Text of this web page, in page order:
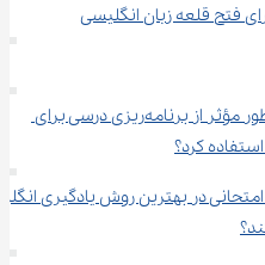
1.	چگونه می‌توان به‌طور مؤثر از برنامه‌ریزی درسی برای
کرد؟
امتحانی در بهترین روش یادگیری